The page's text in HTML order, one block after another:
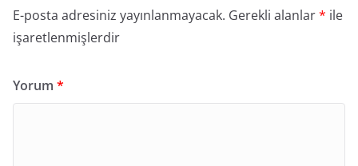
E-posta adresiniz yayınlanmayacak. Gerekli alanlar* ile
işaretlenmişlerdir
Yorum *